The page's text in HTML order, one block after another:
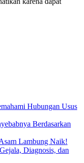
Hubungan Usus
Berdasarkan
Lambung Naik!
Diagnosis, dan